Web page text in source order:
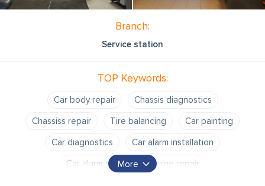
Branch:
Service station
TOP Keywords:
Car body repair
Chassis diagnostics
Chassiss repair
Tire balancing
Car painting
Car diagnostics
Car alarm installation
Car alarm repair
Engine repair
More